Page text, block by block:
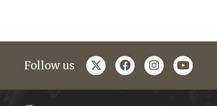
Follow us twitterfacebookinstagramyoutube